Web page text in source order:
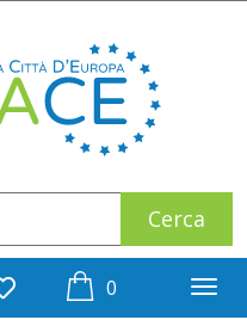
0prodotti